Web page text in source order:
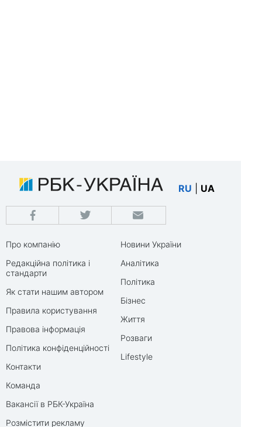
RU UA
Про компанію
Редакційна політика і
стандарти
Як стати нашим автором
Правила користування
Правова інформація
Політика конфіденційності
Контакти
Команда
Вакансії в РБК-Україна
Розмістити рекламу
Новини України
Аналітика
Політика
Бізнес
Життя
Розваги
Lifestyle